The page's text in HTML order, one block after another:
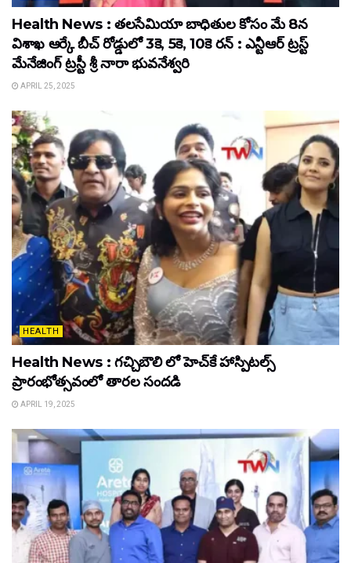
Health News : తలసేమియా బాధితుల కోసం మే 8న
విశాఖ ఆర్కే బీచ్‌ రోడ్డులో 3కె, 5కె, 10కె రన్‌ : ఎన్టీఆర్‌ ట్రస్ట్‌
మేనేజింగ్‌ ట్రస్టీ శ్రీ నారా భువనేశ్వరి
APRIL 25, 2025
HEALTH
Health News : గచ్చిబౌలి లో హెచ్‌కే హాస్పిటల్స్
ప్రారంభోత్సవంలో తారల సందడి
APRIL 19, 2025